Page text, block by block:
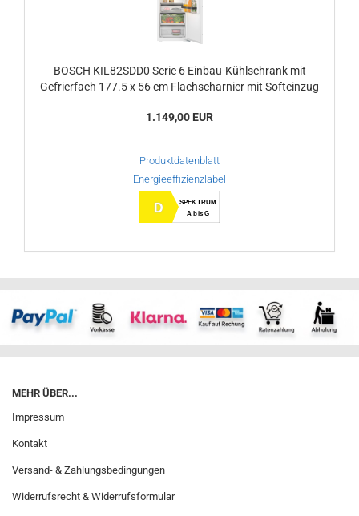
BOSCH KIL82SDD0 Serie 6 Einbau-Kühlschrank mit
Gefrierfach 177.5 x 56 cm Flachscharnier mit Softeinzug
1.149,00 EUR
Produktdatenblatt
Energieeffizienzlabel
D
SPEKTRUM
A bis G
MEHR ÜBER...
Impressum
Kontakt
Versand- & Zahlungsbedingungen
Widerrufsrecht & Widerrufsformular